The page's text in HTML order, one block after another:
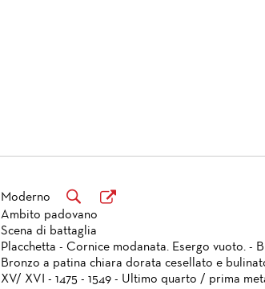
Moderno
Ambito padovano
Scena di battaglia
Placchetta - Cornice modanata. Esergo vuoto. -
Bronzo a patina chiara dorata cesellato e
XV/ XVI - 1475 - 1549 - Ultimo quarto / prima